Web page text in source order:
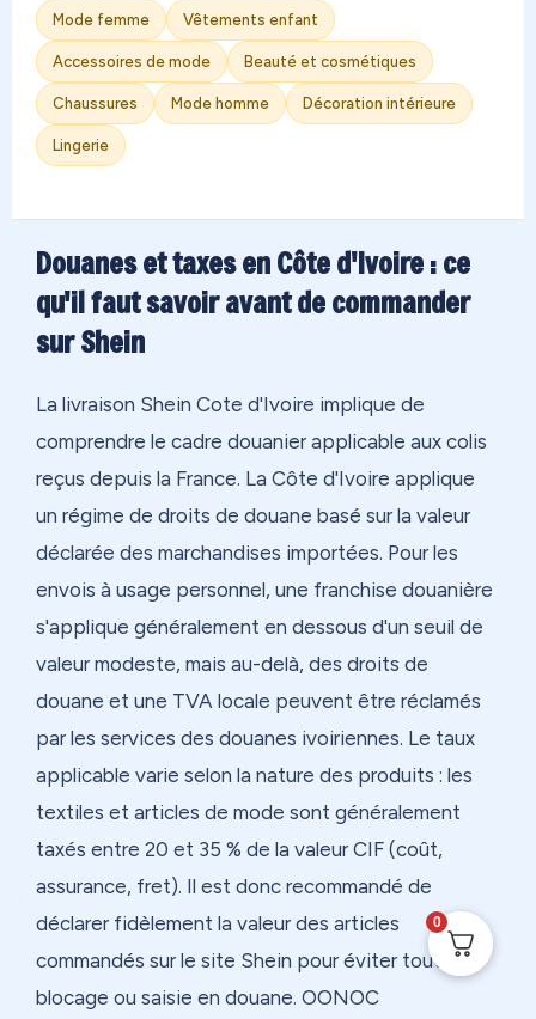
Mode femme Vêtements enfant
Accessoires de mode Beauté et cosmétiques
Chaussures Mode homme Décoration intérieure
Lingerie
Douanes et taxes en Côte d'Ivoire : ce
qu'il faut savoir avant de commander
sur Shein
La livraison Shein Cote d'Ivoire implique de
comprendre le cadre douanier applicable aux colis
reçus depuis la France. La Côte d'Ivoire applique
un régime de droits de douane basé sur la valeur
déclarée des marchandises importées. Pour les
envois à usage personnel, une franchise douanière
s'applique généralement en dessous d'un seuil de
valeur modeste, mais au-delà, des droits de
douane et une TVA locale peuvent être réclamés
par les services des douanes ivoiriennes. Le taux
applicable varie selon la nature des produits : les
textiles et articles de mode sont généralement
taxés entre 20 et 35 % de la valeur CIF (coût,
assurance, fret). Il est donc recommandé de
déclarer fidèlement la valeur des articles
commandés sur le site Shein pour éviter tout
blocage ou saisie en douane. OONOC
0